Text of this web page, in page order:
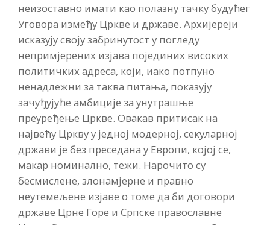
неизоставно имати као полазну тачку будућег
Уговора између Цркве и државе. Архијереји
исказују своју забринутост у погледу
непримјерених изјава појединих високих
политичких адреса, који, иако потпуно
ненадлежни за таква питања, показују
зачуђујуће амбиције за унутрашње
преуређење Цркве. Овакав притисак на
највећу Цркву у једној модерној, секуларној
држави је без преседана у Европи, којој се,
макар номинално, тежи. Нарочито су
бесмислене, злонамјерне и правно
неутемељене изјаве о томе да би договори
државе Црне Горе и Српске православне